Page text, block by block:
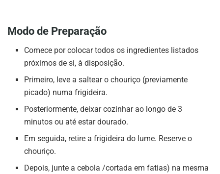
Modo de Preparação
Comece por colocar todos os ingredientes listados
próximos de si, à disposição.
Primeiro, leve a saltear o chouriço (previamente
picado) numa frigideira.
Posteriormente, deixar cozinhar ao longo de 3
minutos ou até estar dourado.
Em seguida, retire a frigideira do lume. Reserve o
chouriço.
Depois, junte a cebola /cortada em fatias) na mesma